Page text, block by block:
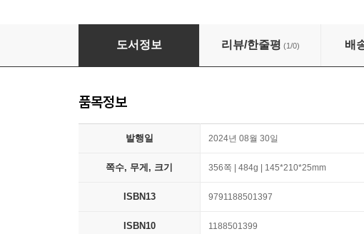
오늘날의 애니미즘
도서정보 리뷰/한줄평 (1/0) 배
품목정보
발행일 2024년 08월 30일
쪽수, 무게, 크기 356쪽 | 484g | 145*210*25mm
ISBN13 9791188501397
ISBN10 1188501399